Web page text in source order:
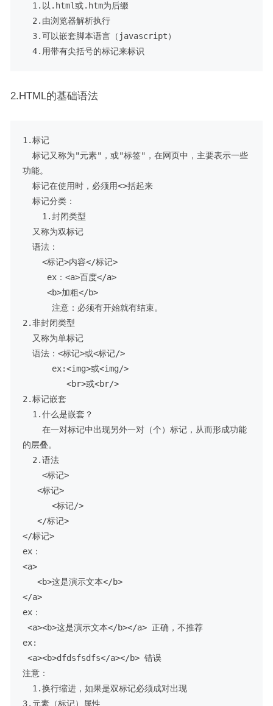
1.以.html或.htm为后缀
2.由浏览器解析执行
3.可以嵌套脚本语言（javascript）
2.HTML的基础语法
1.标记
标记又称为"元素"，或"标签"，在网页中，主要表示一些
功能。
标记在使用时，必须用<>括起来
标记分类：
1.封闭类型
又称为双标记
语法：
<标记>内容</标记>
ex：<a>百度</a>
<b>加粗</b>
注意：必须有开始就有结束。
2.非封闭类型
又称为单标记
语法：<标记>或<标记/>
ex:<img>或<img/>
<br>或<br/>
2.标记嵌套
1.什么是嵌套？
在一对标记中出现另外一对（个）标记，从而形成功能
的层叠。
2.语法
<标记>
<标记>
<标记/>
</标记>
</标记>
ex：
<a>
<b>这是演示文本</b>
</a>
ex：
<a><b>这是演示文本</b></a> 正确，不推荐
ex:
<a><b>dfdsfsdfs</a></b> 错误
注意：
1.换行缩进，如果是双标记必须成对出现
3.元素（标记）属性